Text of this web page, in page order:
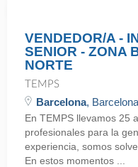
VENDEDOR/A -
SENIOR - ZONA
NORTE
TEMPS
Barcelona, Barcelona
En TEMPS llevamos 25
profesionales para la
experiencia, somos
En estos momentos ...